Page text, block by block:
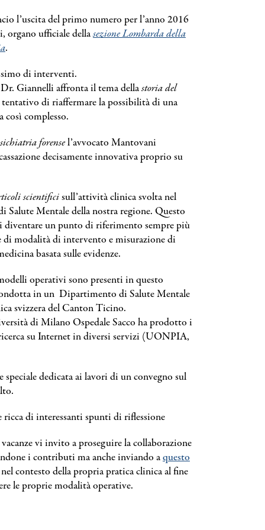
l’uscita del primo numero per l’anno 2016
organo ufficiale dellasezione Lombarda della
.
di interventi.
Giannelli affronta il tema dellastoria del
di riaffermare la possibilità di una
così complesso.
forensel’avvocato Mantovani
decisamente innovativa proprio su
scientificisull’attività clinica svolta nel
Mentale della nostra regione. Questo
diventare un punto di riferimento sempre più
di modalità di intervento e misurazione di
basata sulle evidenze.
operativi sono presenti in questo
in un Dipartimento di Salute Mentale
svizzera del Canton Ticino.
di Milano Ospedale Sacco ha prodotto i
su Internet in diversi servizi (UONPIA,
speciale dedicata ai lavori di un convegno sul
di interessanti spunti di riflessione
vi invito a proseguire la collaborazione
i contributi ma anche inviando aquesto
contesto della propria pratica clinica al fine
le proprie modalità operative.